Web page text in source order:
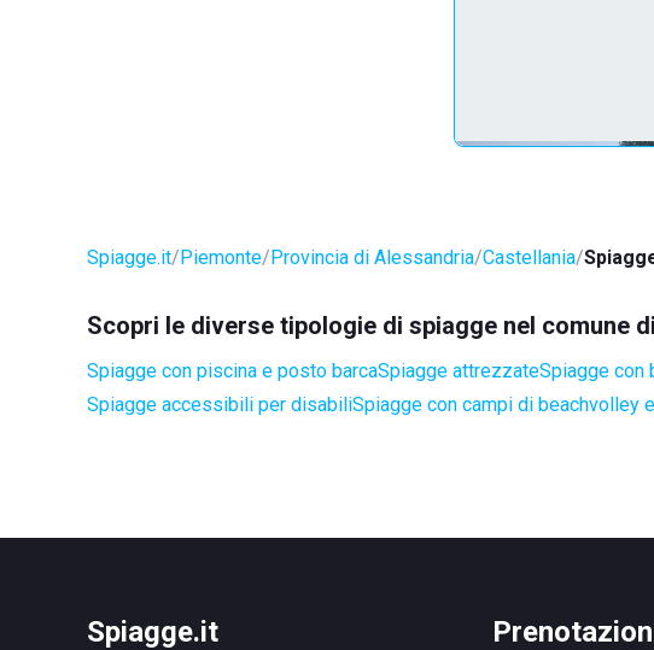
Spiagge.it Piemonte Provincia di Alessandria Castellania
Scopri le diverse tipologie di spiagge nel comune
Spiagge con piscina e posto barcaSpiagge attrezzateSpiagge con
Spiagge accessibili per disabiliSpiagge con campi di beachvolley
Spiagge.it